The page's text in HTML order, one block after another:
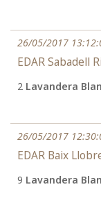
26/05/2017
EDAR Sabadell
2 Lavandera
26/05/2017
EDAR Baix
9 Lavandera